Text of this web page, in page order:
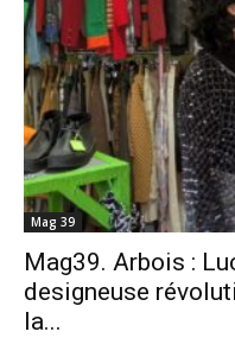
Mag 39
Mag39. Arbois :
designeuse
la...